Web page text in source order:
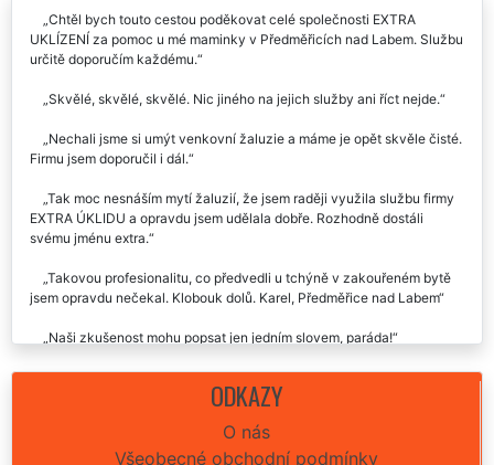
Recenze našich služeb uklízení od zákazníků:
Chtěl bych touto cestou poděkovat celé společnosti EXTRA
UKLÍZENÍ za pomoc u mé maminky v Předměřicích nad Labem. Službu
Skvělé, skvělé, skvělé. Nic jiného na jejich služby ani říct nejde.
Nechali jsme si umýt venkovní žaluzie a máme je opět skvěle čisté.
Firmu jsem doporučil i dál.
Tak moc nesnáším mytí žaluzií, že jsem raději využila službu firmy
EXTRA ÚKLIDU a opravdu jsem udělala dobře. Rozhodně dostáli
svému jménu extra.
Takovou profesionalitu, co předvedli u tchýně v zakouřeném bytě
Naši zkušenost mohu popsat jen jedním slovem, paráda!
Po vyzkoušení této firmy už nikdy nebudu mýt žaluzie sama. Raději
zaplatím, než se s tím otravovat.ODKAZY